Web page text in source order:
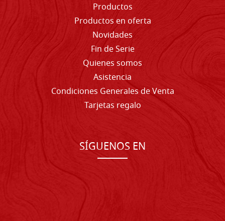
Productos
Productos en oferta
Novidades
Fin de Serie
Quienes somos
Asistencia
Condiciones Generales de Venta
Tarjetas regalo
SÍGUENOS EN